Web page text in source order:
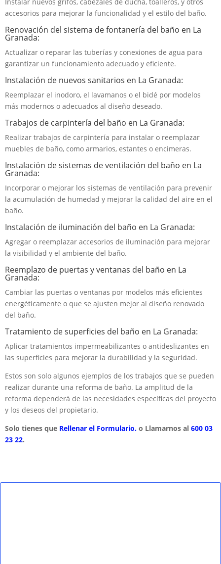
accesorios para mejorar la funcionalidad y el estilo del baño.
Renovación del sistema de fontanería del baño en La
Granada:
Actualizar o reparar las tuberías y conexiones de agua para
garantizar un funcionamiento adecuado y eficiente.
Instalación de nuevos sanitarios en La Granada:
Reemplazar el inodoro, el lavamanos o el bidé por modelos
más modernos o adecuados al diseño deseado.
Trabajos de carpintería del baño en La Granada:
Realizar trabajos de carpintería para instalar o reemplazar
muebles de baño, como armarios, estantes o encimeras.
Instalación de sistemas de ventilación del baño en La
Granada:
Incorporar o mejorar los sistemas de ventilación para prevenir
la acumulación de humedad y mejorar la calidad del aire en el
baño.
Instalación de iluminación del baño en La Granada:
Agregar o reemplazar accesorios de iluminación para mejorar
la visibilidad y el ambiente del baño.
Reemplazo de puertas y ventanas del baño en La
Granada:
Cambiar las puertas o ventanas por modelos más eficientes
energéticamente o que se ajusten mejor al diseño renovado
del baño.
Tratamiento de superficies del baño en La Granada:
Aplicar tratamientos impermeabilizantes o antideslizantes en
las superficies para mejorar la durabilidad y la seguridad.
Estos son solo algunos ejemplos de los trabajos que se pueden
realizar durante una reforma de baño. La amplitud de la
reforma dependerá de las necesidades específicas del proyecto
y los deseos del propietario.
Solo tienes que Rellenar el Formulario. o Llamarnos al 600 03
23 22.